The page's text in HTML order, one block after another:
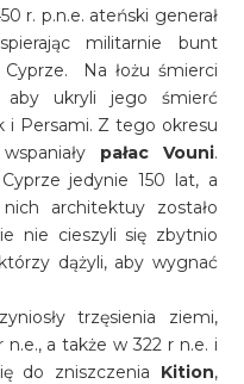
r. p.n.e. ateński generał
militarnie bunt
Na łożu śmierci
aby ukryli jego śmierć
i Persami. Z tego okresu
pałac Vouni.
jedynie 150 lat, a
architektuy zostało
nie cieszyli się zbytnio
dążyli, aby wygnać
trzęsienia ziemi,
a także w 322 r n.e. i
do zniszczenia Kition,